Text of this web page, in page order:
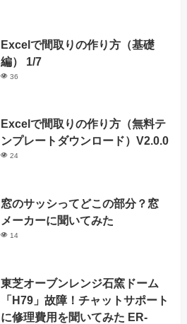
Excelで間取りの作り方（基礎
編） 1/7
36
Excelで間取りの作り方（無料テ
ンプレートダウンロード）V2.0.0
24
窓のサッシってどこの部分？窓
メーカーに聞いてみた
14
東芝オーブンレンジ石窯ドーム
「H79」故障！チャットサポート
に修理費用を聞いてみた ER-